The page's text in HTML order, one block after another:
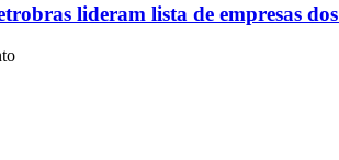
lideram lista de empresas